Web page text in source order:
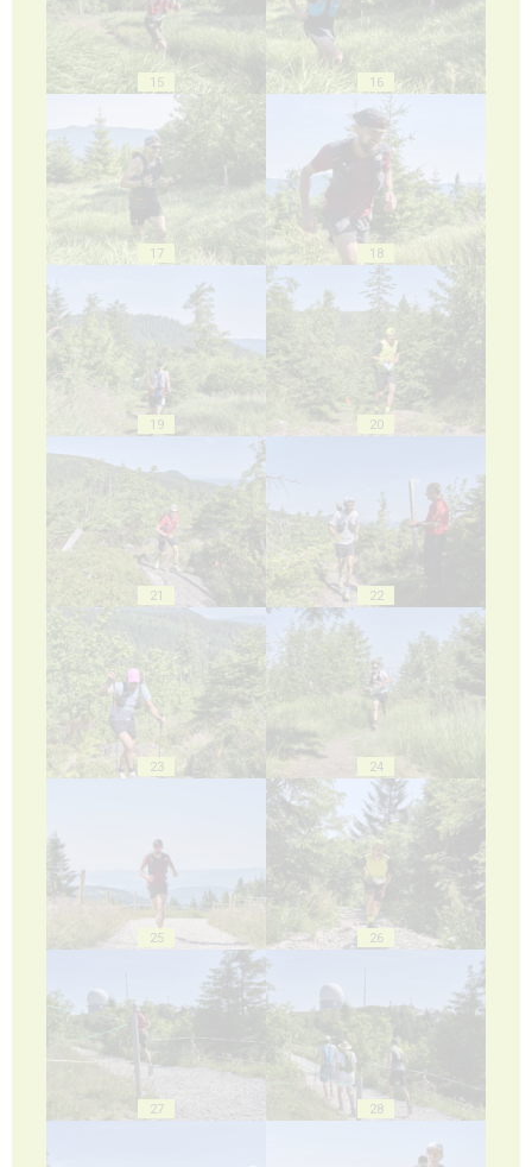
15 16
17 18
19 20
21 22
23 24
25 26
27 28